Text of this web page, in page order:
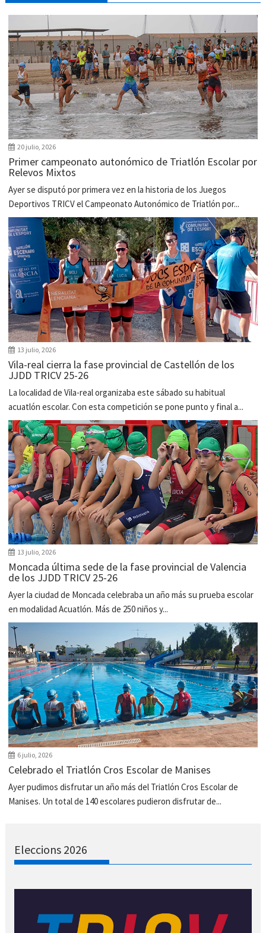
20 julio, 2026
Primer campeonato autonómico de Triatlón Escolar por
Relevos Mixtos
Ayer se disputó por primera vez en la historia de los Juegos
Deportivos TRICV el Campeonato Autonómico de Triatlón por...
13 julio, 2026
Vila-real cierra la fase provincial de Castellón de los
JJDD TRICV 25-26
La localidad de Vila-real organizaba este sábado su habitual
acuatlón escolar. Con esta competición se pone punto y final a...
13 julio, 2026
Moncada última sede de la fase provincial de Valencia
de los JJDD TRICV 25-26
Ayer la ciudad de Moncada celebraba un año más su prueba escolar
en modalidad Acuatlón. Más de 250 niños y...
6 julio, 2026
Celebrado el Triatlón Cros Escolar de Manises
Ayer pudimos disfrutar un año más del Triatlón Cros Escolar de
Manises. Un total de 140 escolares pudieron disfrutar de...
Eleccions 2026